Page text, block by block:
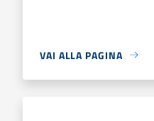
VAI ALLA PAGINA